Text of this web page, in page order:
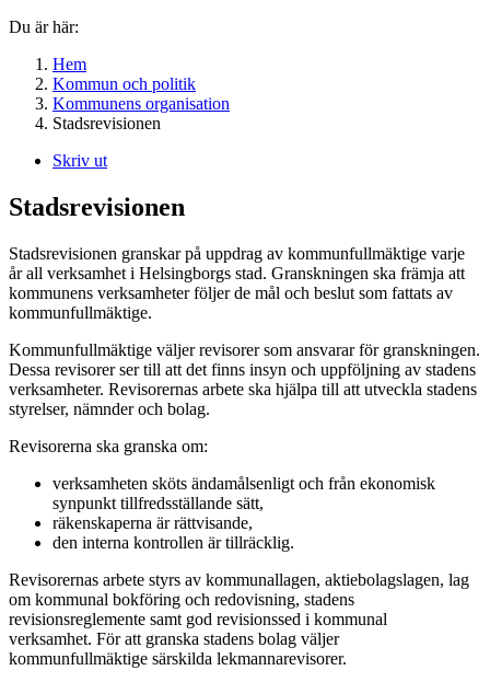
Du är här:
Hem
Kommun och politik
Kommunens organisation
Stadsrevisionen
Skriv ut
Stadsrevisionen
Stadsrevisionen granskar på uppdrag av kommunfullmäktige varje
år all verksamhet i Helsingborgs stad. Granskningen ska främja att
kommunens verksamheter följer de mål och beslut som fattats av
kommunfullmäktige.
Kommunfullmäktige väljer revisorer som ansvarar för granskningen.
Dessa revisorer ser till att det finns insyn och uppföljning av stadens
verksamheter. Revisorernas arbete ska hjälpa till att utveckla stadens
styrelser, nämnder och bolag.
Revisorerna ska granska om:
verksamheten sköts ändamålsenligt och från ekonomisk
synpunkt tillfredsställande sätt,
räkenskaperna är rättvisande,
den interna kontrollen är tillräcklig.
Revisorernas arbete styrs av kommunallagen, aktiebolagslagen, lag
om kommunal bokföring och redovisning, stadens
revisionsreglemente samt god revisionssed i kommunal
verksamhet. För att granska stadens bolag väljer
kommunfullmäktige särskilda lekmannarevisorer.